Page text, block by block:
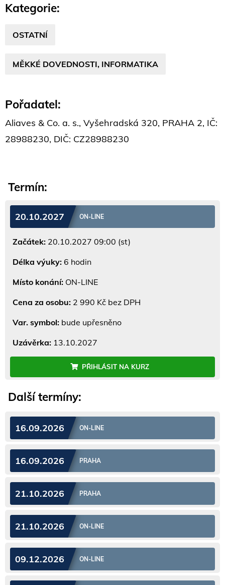
Kategorie:
OSTATNÍ
MĚKKÉ DOVEDNOSTI, INFORMATIKA
Pořadatel:
Aliaves & Co. a. s., Vyšehradská 320, PRAHA 2, IČ:
28988230, DIČ: CZ28988230
Termín:
20.10.2027 ON-LINE
Začátek: 20.10.2027 09:00 (st)
Délka výuky: 6 hodin
Místo konání: ON-LINE
Cena za osobu: 2 990 Kč bez DPH
Var. symbol: bude upřesněno
Uzávěrka: 13.10.2027
PŘIHLÁSIT NA KURZ
Další termíny:
16.09.2026 ON-LINE
16.09.2026 PRAHA
21.10.2026 PRAHA
21.10.2026 ON-LINE
09.12.2026 ON-LINE